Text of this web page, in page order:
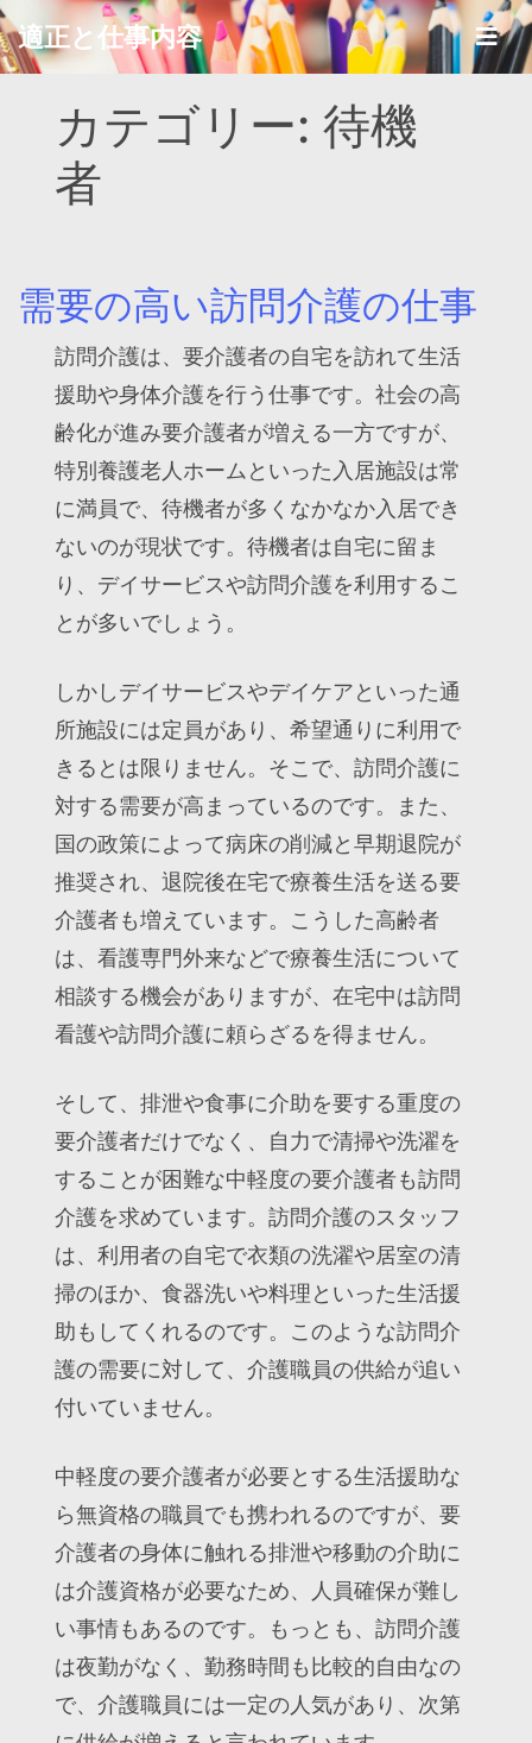
Skip
to
content
適正と仕事内容
カテゴリー:待機
者
需要の高い訪問介護の仕事
訪問介護は、要介護者の自宅を訪れて生活
援助や身体介護を行う仕事です。社会の高
齢化が進み要介護者が増える一方ですが、
特別養護老人ホームといった入居施設は常
に満員で、待機者が多くなかなか入居でき
ないのが現状です。待機者は自宅に留ま
り、デイサービスや訪問介護を利用するこ
とが多いでしょう。
しかしデイサービスやデイケアといった通
所施設には定員があり、希望通りに利用で
きるとは限りません。そこで、訪問介護に
対する需要が高まっているのです。また、
国の政策によって病床の削減と早期退院が
推奨され、退院後在宅で療養生活を送る要
介護者も増えています。こうした高齢者
は、看護専門外来などで療養生活について
相談する機会がありますが、在宅中は訪問
看護や訪問介護に頼らざるを得ません。
そして、排泄や食事に介助を要する重度の
要介護者だけでなく、自力で清掃や洗濯を
することが困難な中軽度の要介護者も訪問
介護を求めています。訪問介護のスタッフ
は、利用者の自宅で衣類の洗濯や居室の清
掃のほか、食器洗いや料理といった生活援
助もしてくれるのです。このような訪問介
護の需要に対して、介護職員の供給が追い
付いていません。
中軽度の要介護者が必要とする生活援助な
ら無資格の職員でも携われるのですが、要
介護者の身体に触れる排泄や移動の介助に
は介護資格が必要なため、人員確保が難し
い事情もあるのです。もっとも、訪問介護
は夜勤がなく、勤務時間も比較的自由なの
で、介護職員には一定の人気があり、次第